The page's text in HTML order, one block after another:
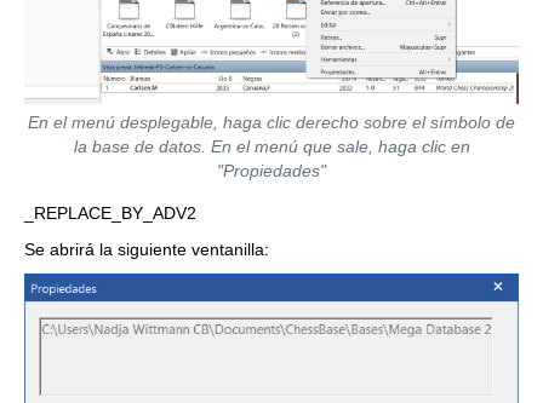
En el menú desplegable, haga clic derecho sobre el símbolo de
la base de datos. En el menú que sale, haga clic en
"Propiedades"
_REPLACE_BY_ADV2
Se abrirá la siguiente ventanilla: